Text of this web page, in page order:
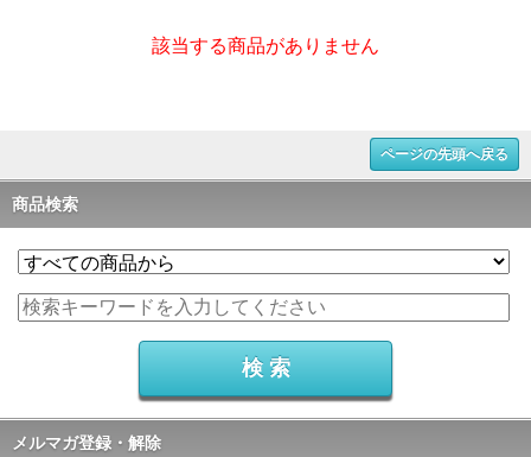
該当する商品がありません
ページの先頭へ戻る
商品検索
メルマガ登録・解除